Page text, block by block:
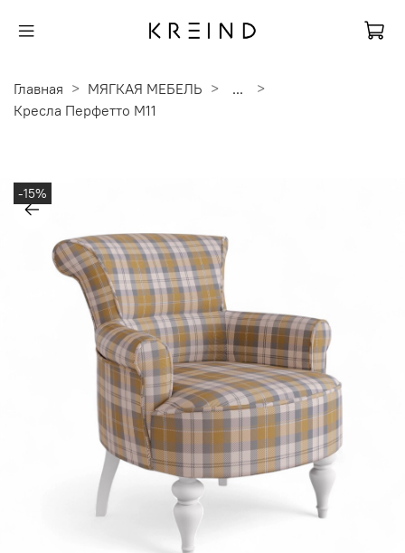
Главная МЯГКАЯ МЕБЕЛЬ
...
Кресла Перфетто M11
-15%